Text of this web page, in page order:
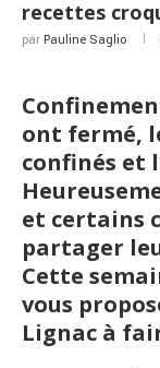
recettes
par Pauline Saglio
ont fermé,
confinés et
et certains
partager
Cette
vous
Lignac à